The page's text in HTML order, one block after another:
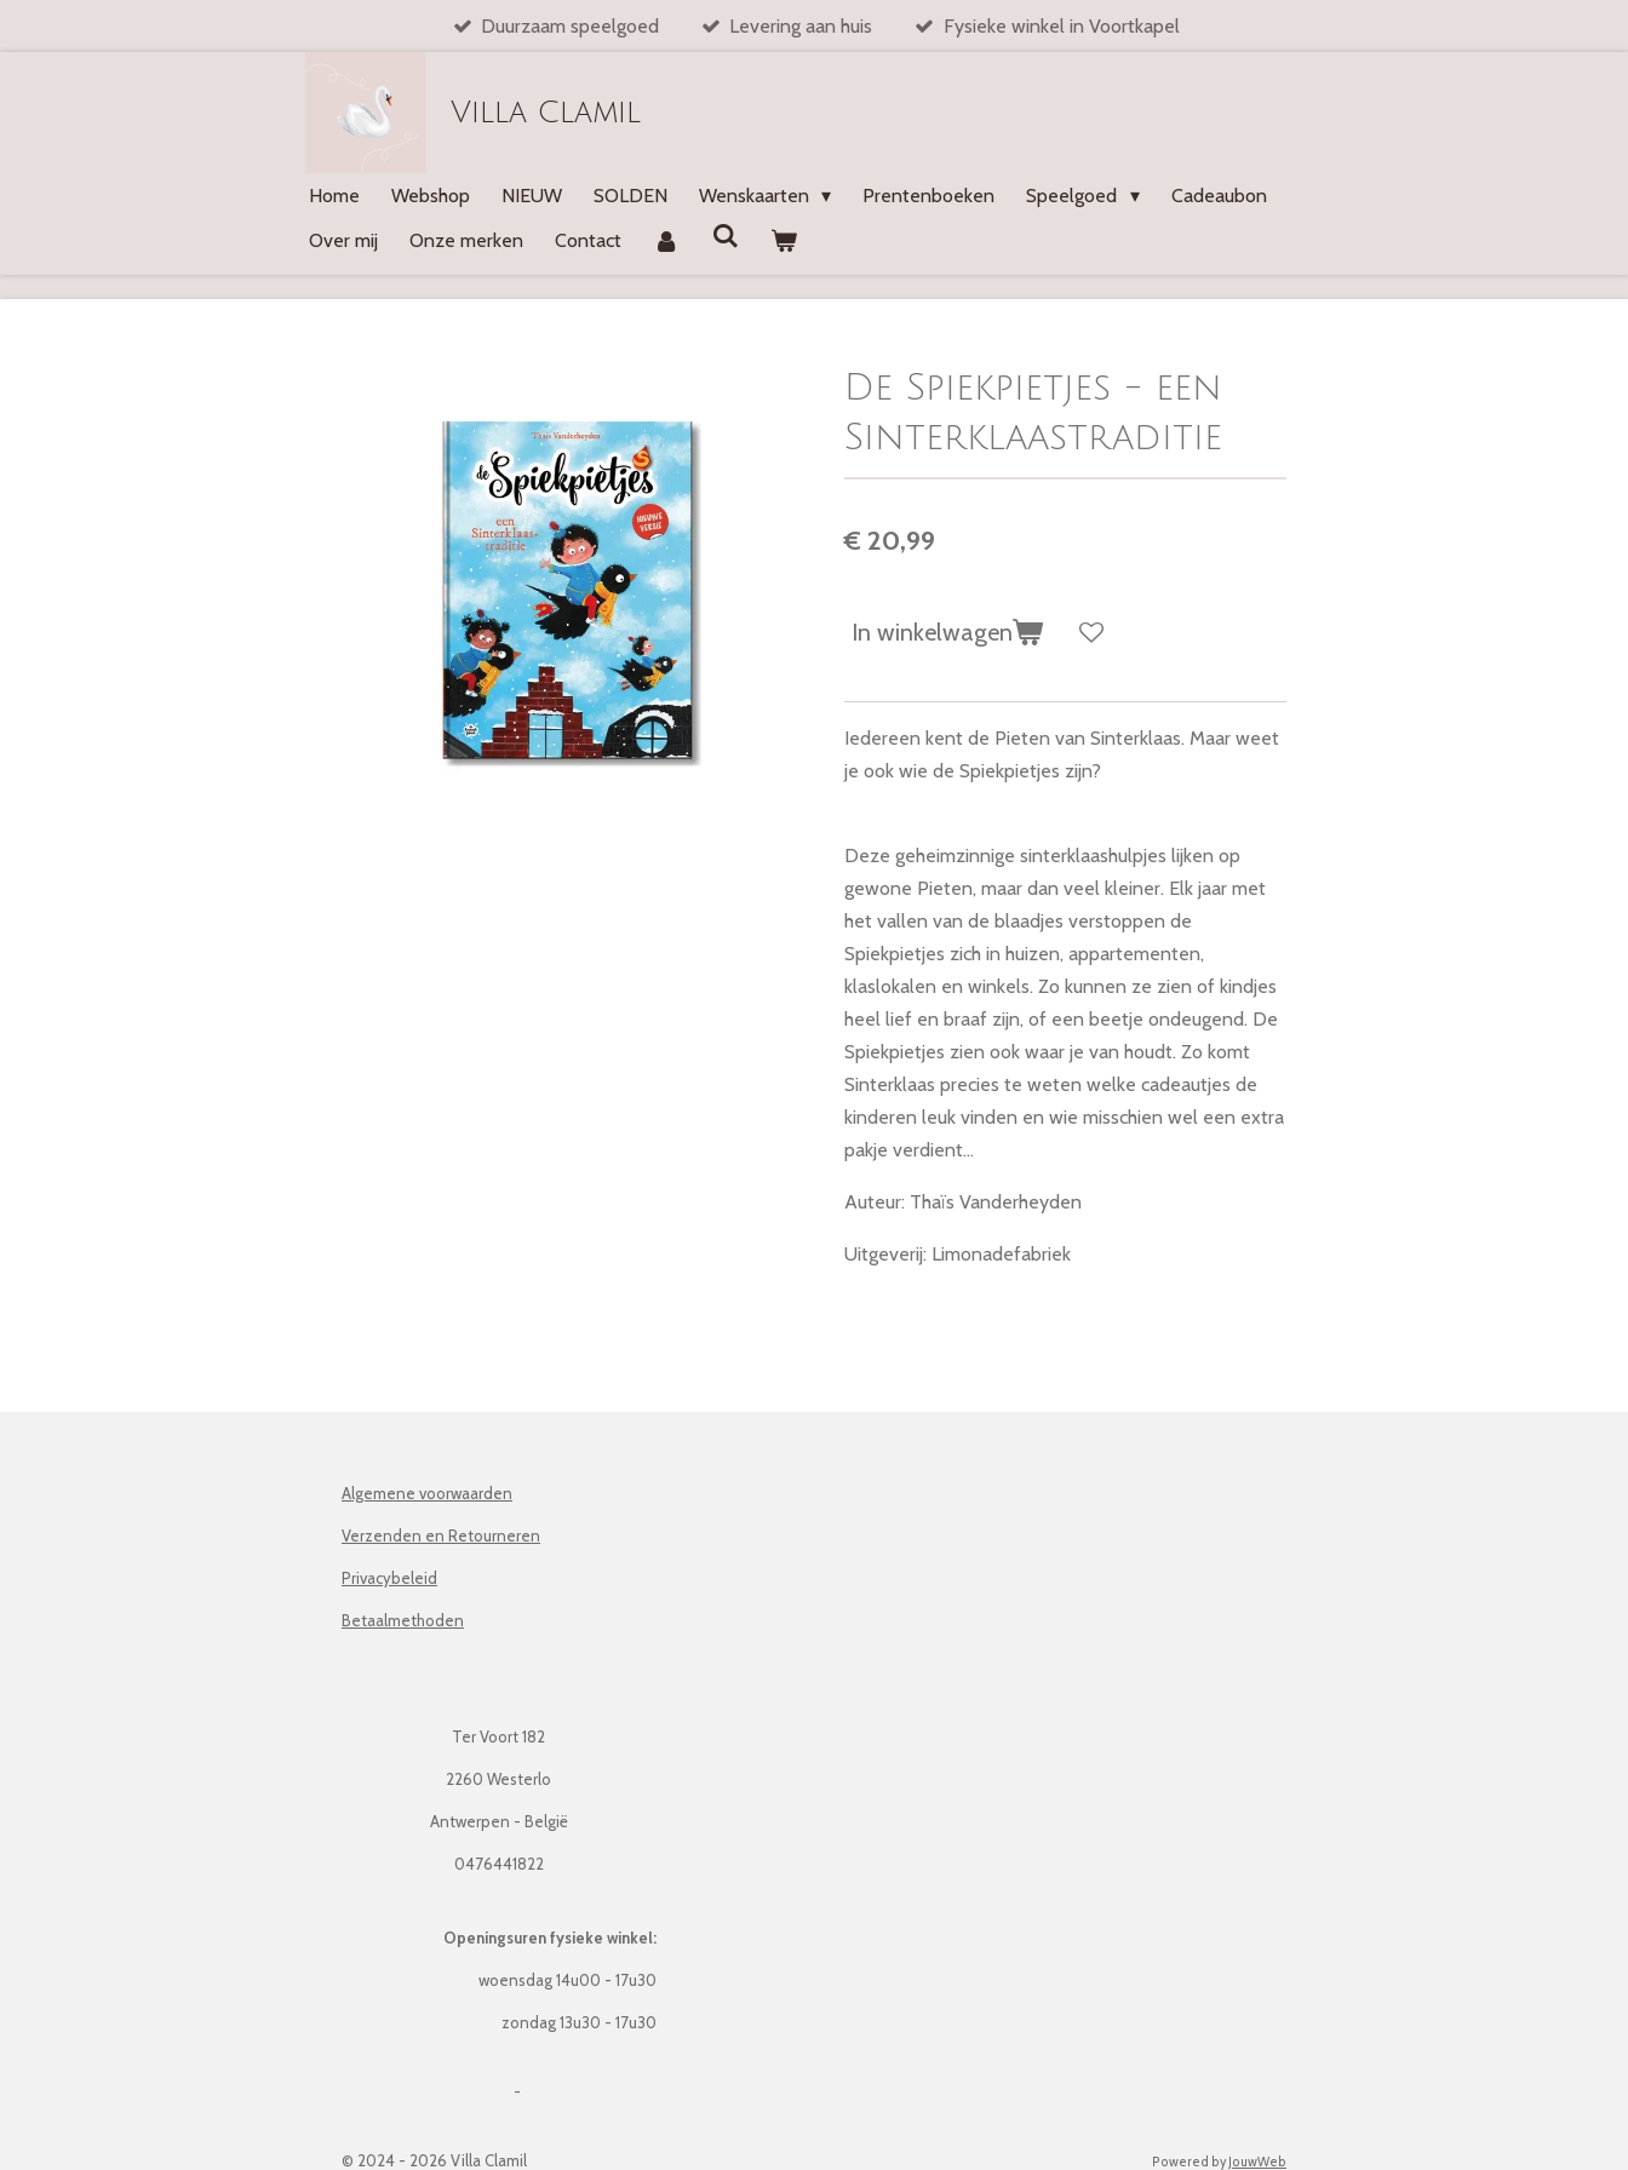
Duurzaam speelgoed Levering aan huis Fysieke winkel in Voortkapel
Villa Clamil
Home Webshop NIEUW SOLDEN Wenskaarten Prentenboeken Speelgoed
Cadeaubon
Over mij
Onze merken Contact
De Spiekpietjes - een
Sinterklaastraditie
€ 20,99
In winkelwagen
Iedereen kent de Pieten van Sinterklaas. Maar weet
je ook wie de Spiekpietjes zijn?
Deze geheimzinnige sinterklaashulpjes lijken op
gewone Pieten, maar dan veel kleiner. Elk jaar met
het vallen van de blaadjes verstoppen de
Spiekpietjes zich in huizen, appartementen,
klaslokalen en winkels. Zo kunnen ze zien of kindjes
heel lief en braaf zijn, of een beetje ondeugend. De
Spiekpietjes zien ook waar je van houdt. Zo komt
Sinterklaas precies te weten welke cadeautjes de
kinderen leuk vinden en wie misschien wel een extra
pakje verdient…
Auteur: Thaïs Vanderheyden
Uitgeverij: Limonadefabriek
Algemene voorwaarden
Verzenden en Retourneren
Privacybeleid
Betaalmethoden
Ter Voort 182
2260 Westerlo
Antwerpen - België
0476441822
Openingsuren fysieke winkel:
woensdag 14u00 - 17u30
zondag 13u30 - 17u30
-
© 2024 - 2026 Villa Clamil Powered byJouwWeb